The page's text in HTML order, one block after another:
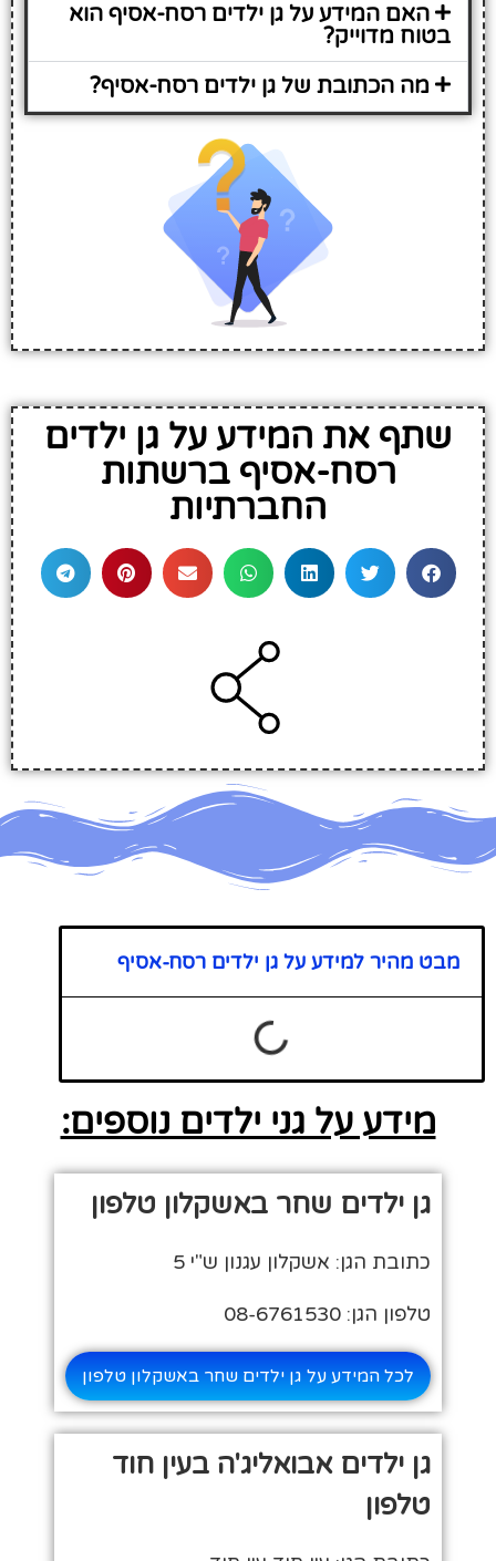
האם המידע על גן ילדים רסח-אסיף הוא
בטוח מדוייק?
מה הכתובת של גן ילדים רסח-אסיף?
שתף את המידע על גן ילדים
רסח-אסיף ברשתות
החברתיות
מבט מהיר למידע על גן ילדים רסח-אסיף
מידע על גני ילדים נוספים:
גן ילדים שחר באשקלון טלפון
כתובת הגן: אשקלון עגנון ש"י 5
טלפון הגן: 08-6761530
לכל המידע על גן ילדים שחר באשקלון טלפון
גן ילדים אבואליג'ה בעין חוד
טלפון